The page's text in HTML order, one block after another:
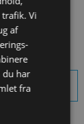
PDF
Vi
af
du har
fra